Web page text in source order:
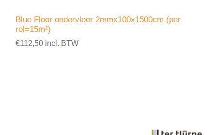
Blue Floor ondervloer 2mmx100x1500cm (per
rol=15m²)
€112,50 incl. BTW